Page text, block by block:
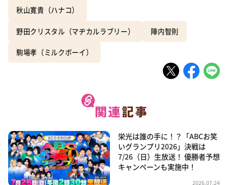
秋山寛貴（ハナコ）
野田クリスタル（マヂカルラブリー） 陣内智則
駒場孝（ミルクボーイ）
栄光は誰の手に！？「ABCお笑
いグランプリ2026」決戦は
7/26（日）生放送！ 優勝者予想
キャンペーンも実施中！
2026.07.24